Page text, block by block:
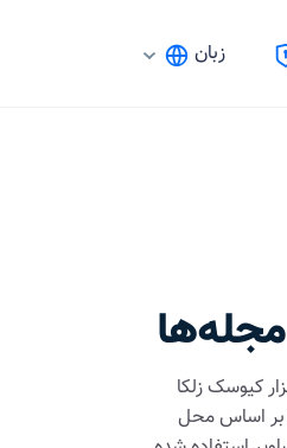
زبان
کیوسک زلکا
بر اساس محل